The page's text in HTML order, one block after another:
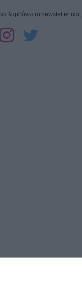
λαμβάνω τα newsletter σας.